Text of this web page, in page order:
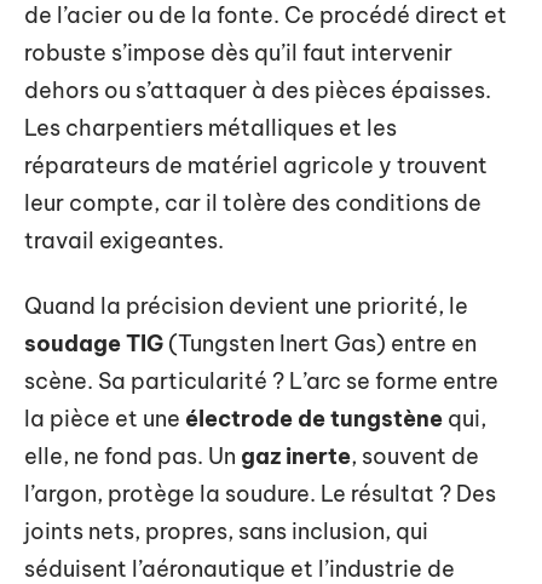
de l’acier ou de la fonte. Ce procédé direct et
robuste s’impose dès qu’il faut intervenir
dehors ou s’attaquer à des pièces épaisses.
Les charpentiers métalliques et les
réparateurs de matériel agricole y trouvent
leur compte, car il tolère des conditions de
travail exigeantes.
Quand la précision devient une priorité, le
soudage TIG (Tungsten Inert Gas) entre en
scène. Sa particularité ? L’arc se forme entre
la pièce et une électrode de tungstène qui,
elle, ne fond pas. Un gaz inerte, souvent de
l’argon, protège la soudure. Le résultat ? Des
joints nets, propres, sans inclusion, qui
séduisent l’aéronautique et l’industrie de